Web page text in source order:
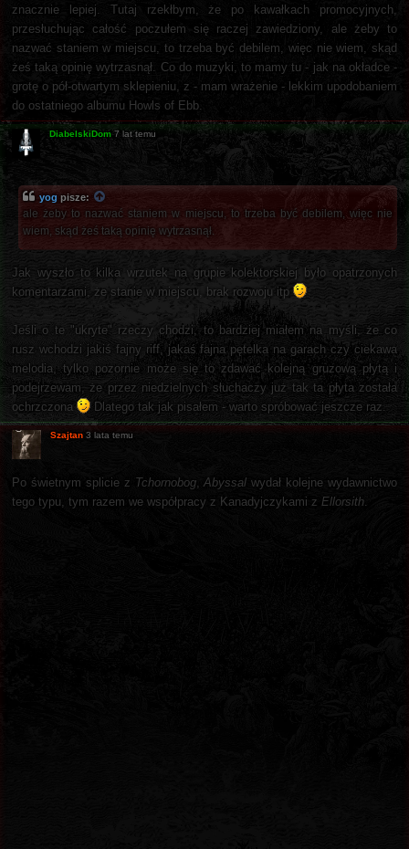
znacznie lepiej. Tutaj rzekłbym, że po kawałkach promocyjnych,
przesłuchując całość poczułem się raczej zawiedziony, ale żeby to
nazwać staniem w miejscu, to trzeba być debilem, więc nie wiem, skąd
żeś taką opinię wytrzasnął. Co do muzyki, to mamy tu - jak na okładce -
grotę o pół-otwartym sklepieniu, z - mam wrażenie - lekkim upodobaniem
do ostatniego albumu Howls of Ebb.
DiabelskiDom 7 lat temu
yog pisze:
ale żeby to nazwać staniem w miejscu, to trzeba być debilem, więc nie
wiem, skąd żeś taką opinię wytrzasnął.
Jak wyszło to kilka wrzutek na grupie kolektorskiej było opatrzonych
komentarzami, że stanie w miejscu, brak rozwoju itp
Jeśli o te "ukryte" rzeczy chodzi, to bardziej miałem na myśli, że co
rusz wchodzi jakiś fajny riff, jakaś fajna pętelka na garach czy ciekawa
melodia, tylko pozornie może się to zdawać kolejną gruzową płytą i
podejrzewam, że przez niedzielnych słuchaczy już tak ta płyta została
ochrzczona
Dlatego tak jak pisałem - warto spróbować jeszcze raz.
Szajtan 3 lata temu
Po świetnym splicie z Tchornobog,Abyssal wydał kolejne wydawnictwo
tego typu, tym razem we współpracy z Kanadyjczykami z Ellorsith